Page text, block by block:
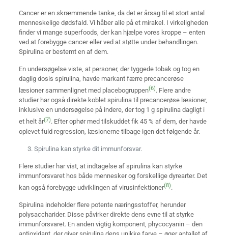
Cancer er en skræmmende tanke, da det er årsag til et stort antal
menneskelige dødsfald. Vi håber alle på et mirakel. I virkeligheden
finder vi mange superfoods, der kan hjælpe vores kroppe – enten
ved at forebygge cancer eller ved at støtte under behandlingen.
Spirulina er bestemt en af dem.
En undersøgelse viste, at personer, der tyggede tobak og tog en
daglig dosis spirulina, havde markant færre precancerøse
læsioner sammenlignet med placebogruppen(6). Flere andre
studier har også direkte koblet spirulina til precancerøse læsioner,
inklusive en undersøgelse på indere, der tog 1 g spirulina dagligt i
et helt år(7). Efter ophør med tilskuddet fik 45 % af dem, der havde
oplevet fuld regression, læsionerne tilbage igen det følgende år.
Spirulina kan styrke dit immunforsvar.
Flere studier har vist, at indtagelse af spirulina kan styrke
immunforsvaret hos både mennesker og forskellige dyrearter. Det
kan også forebygge udviklingen af virusinfektioner(8).
Spirulina indeholder flere potente næringsstoffer, herunder
polysaccharider. Disse påvirker direkte dens evne til at styrke
immunforsvaret. En anden vigtig komponent, phycocyanin – den